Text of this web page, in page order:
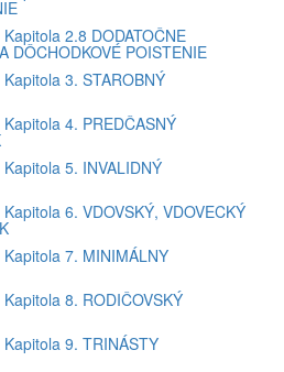
2.8 DODATOČNE
DÔCHODKOVÉ POISTENIE
3. STAROBNÝ
4. PREDČASNÝ
5. INVALIDNÝ
6. VDOVSKÝ, VDOVECKÝ
7. MINIMÁLNY
8. RODIČOVSKÝ
9. TRINÁSTY